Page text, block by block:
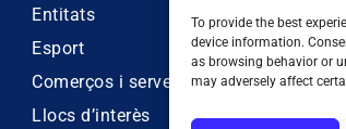
To provide the best
device information.
as browsing behavior or
may adversely affect
Entitats
Esport
Comerços i serveis
Llocs d’interès